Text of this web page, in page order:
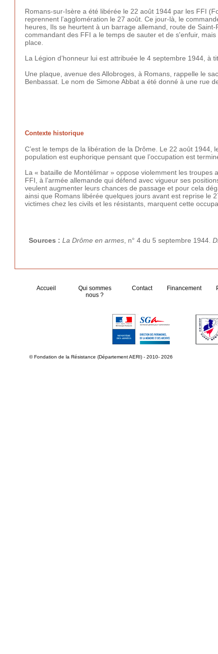
Romans-sur-Isère a été libérée le 22 août 1944 par les FFI
reprennent l’agglomération le 27 août. Ce jour-là, le
heures, Ils se heurtent à un barrage allemand, route de
commandant des FFI a le temps de sauter et de s'enfuir,
place.
La Légion d’honneur lui est attribuée le 4 septembre 1944, à
Une plaque, avenue des Allobroges, à Romans, rappelle le
Benbassat. Le nom de Simone Abbat a été donné à une rue
Contexte historique
C’est le temps de la libération de la Drôme. Le 22 août
population est euphorique pensant que l’occupation est
La « bataille de Montélimar » oppose violemment les
FFI, à l’armée allemande qui défend avec vigueur ses
veulent augmenter leurs chances de passage et pour cela
ainsi que Romans libérée quelques jours avant est reprise le
victimes chez les civils et les résistants, marquent cette
Sources : La Drôme en armes , n° 4 du 5 septembre 1944.
Accueil
Qui sommes
nous ?
Contact Financement
© Fondation de la Résistance (Département AERI) - 2010- 2026